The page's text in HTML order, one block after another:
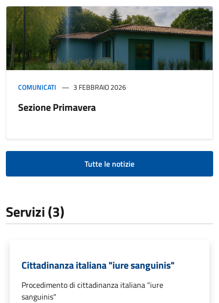
COMUNICATI 3 FEBBRAIO 2026
Sezione Primavera
Tutte le notizie
Servizi (3)
Cittadinanza italiana "iure sanguinis"
Procedimento di cittadinanza italiana "iure
sanguinis"